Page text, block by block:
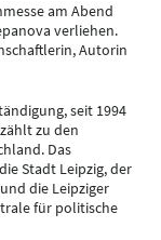
am Abend
verliehen.
Autorin
seit 1994
zu den
Das
Stadt Leipzig, der
die Leipziger
für politische